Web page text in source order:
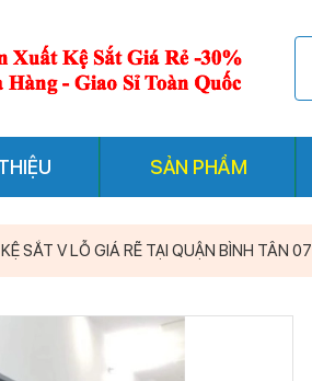
SẢN PHẨM
KỆ SẮT V LỖ GIÁ RẼ TẠI QUẬN BÌNH TÂN 07